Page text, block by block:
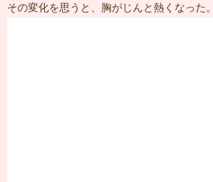
その変化を思うと、胸がじんと熱くなった。